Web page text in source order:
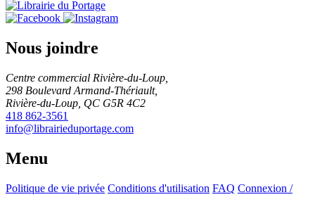
Nous joindre
Centre commercial Rivière-du-Loup,
298 Boulevard Armand-Thériault,
Rivière-du-Loup, QC G5R 4C2
418 862-3561
info@librairieduportage.com
Menu
Politique de vie privée Conditions d'utilisation FAQ Connexion /